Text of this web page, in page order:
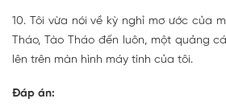
10. Tôi vừa nói về kỳ nghỉ mơ ước của
Tháo, Tào Tháo đến luôn, một quảng
lên trên màn hình máy tính của tôi.
Đáp án: